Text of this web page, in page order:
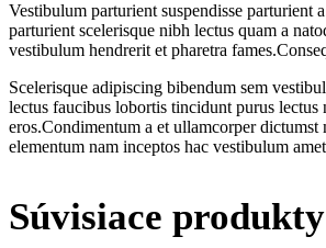
Vestibulum parturient suspendisse parturient
parturient scelerisque nibh lectus quam a
vestibulum hendrerit et pharetra
Scelerisque adipiscing bibendum sem
lectus faucibus lobortis tincidunt purus lectus
eros.Condimentum a et ullamcorper dictumst
elementum nam inceptos hac vestibulum
Súvisiace produkty